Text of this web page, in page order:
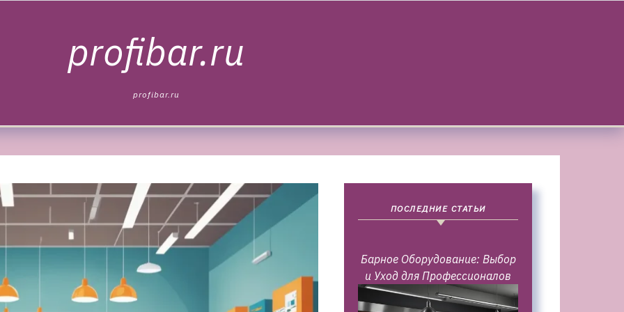
profibar.ru
profibar.ru
ПОСЛЕДНИЕ СТАТЬИ
Барное Оборудование: Выбор
и Уход для Профессионалов